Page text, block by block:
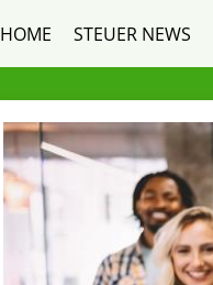
HOME STEUER NEWS